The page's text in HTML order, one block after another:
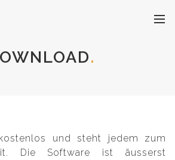
und steht jedem zum
Die Software ist äusserst